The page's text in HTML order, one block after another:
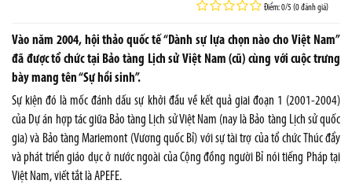
Điểm: 0/5 (0 đánh giá)
Vào năm 2004, hội thảo quốc tế “Dành sự lựa chọn nào cho Việt Nam”
đã được tổ chức tại Bảo tàng Lịch sử Việt Nam (cũ) cùng với cuộc trưng
bày mang tên “Sự hồi sinh”.
Sự kiện đó là mốc đánh dấu sự khởi đầu về kết quả giai đoạn 1 (2001-2004)
của Dự án hợp tác giữa Bảo tàng Lịch sử Việt Nam (nay là Bảo tàng Lịch sử quốc
gia) và Bảo tàng Mariemont (Vương quốc Bỉ) với sự tài trợ của tổ chức Thúc đẩy
và phát triển giáo dục ở nước ngoài của Cộng đồng người Bỉ nói tiếng Pháp tại
Việt Nam, viết tắt là APEFE.